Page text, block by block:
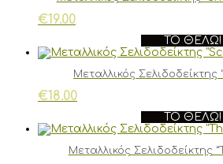
€19.00
ΤΟ ΘΈΛΩ!
Μεταλλικός Σελιδοδείκτης
€18.00
ΤΟ ΘΈΛΩ!
Μεταλλικός Σελιδοδείκτης